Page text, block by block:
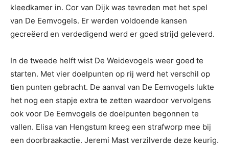
kleedkamer in. Cor van Dijk was tevreden met het spel
van De Eemvogels. Er werden voldoende kansen
gecreëerd en verdedigend werd er goed strijd geleverd.
In de tweede helft wist De Weidevogels weer goed te
starten. Met vier doelpunten op rij werd het verschil op
tien punten gebracht. De aanval van De Eemvogels lukte
het nog een stapje extra te zetten waardoor vervolgens
ook voor De Eemvogels de doelpunten begonnen te
vallen. Elisa van Hengstum kreeg een strafworp mee bij
een doorbraakactie. Jeremi Mast verzilverde deze keurig.